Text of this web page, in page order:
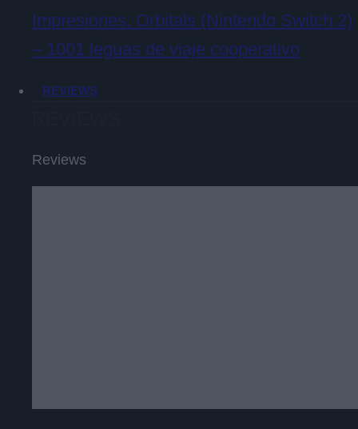
Impresiones: Orbitals (Nintendo Switch 2)
– 1001 leguas de viaje cooperativo
REVIEWS
Reviews